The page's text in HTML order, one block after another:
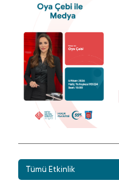
Tümü Etkinlik